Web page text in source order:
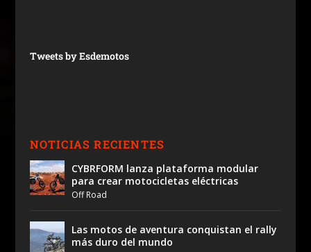
Tweets by Esdemotos
NOTICIAS RECIENTES
CYBRFORM lanza plataforma modular
para crear motocicletas eléctricas
Off Road
Las motos de aventura conquistan el rally
más duro del mundo